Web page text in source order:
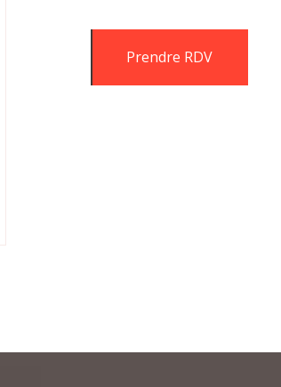
Prendre RDV